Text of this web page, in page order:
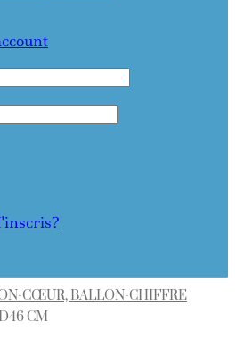
CŒUR, BALLON-CHIFFRE
CM